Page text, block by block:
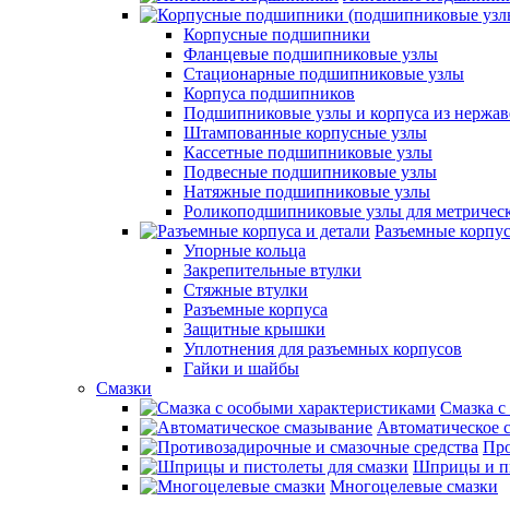
Корпусные подшипники
Фланцевые подшипниковые узлы
Стационарные подшипниковые узлы
Корпуса подшипников
Подшипниковые узлы и корпуса из
Штампованные корпусные узлы
Кассетные подшипниковые узлы
Подвесные подшипниковые узлы
Натяжные подшипниковые узлы
Роликоподшипниковые узлы для
Разъемные
Упорные кольца
Закрепительные втулки
Стяжные втулки
Разъемные корпуса
Защитные крышки
Уплотнения для разъемных корпусов
Гайки и шайбы
Смазки
Смазка
Автоматическое
Шприцы и
Многоцелевые смазки